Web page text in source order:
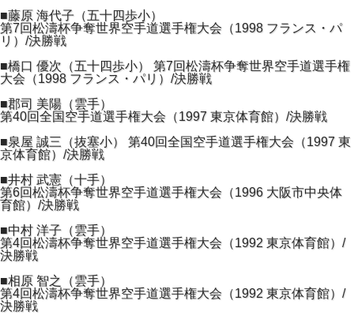
■藤原 海代子（五十四歩小）
第7回松濤杯争奪世界空手道選手権大会（1998 フランス・パ
リ）/決勝戦
■橋口 優次（五十四歩小） 第7回松濤杯争奪世界空手道選手権
大会（1998 フランス・パリ）/決勝戦
■郡司 美陽（雲手）
第40回全国空手道選手権大会（1997 東京体育館）/決勝戦
■泉屋 誠三（抜塞小） 第40回全国空手道選手権大会（1997 東
京体育館）/決勝戦
■井村 武憲（十手）
第6回松濤杯争奪世界空手道選手権大会（1996 大阪市中央体
育館）/決勝戦
■中村 洋子（雲手）
第4回松濤杯争奪世界空手道選手権大会（1992 東京体育館）/
決勝戦
■相原 智之（雲手）
第4回松濤杯争奪世界空手道選手権大会（1992 東京体育館）/
決勝戦